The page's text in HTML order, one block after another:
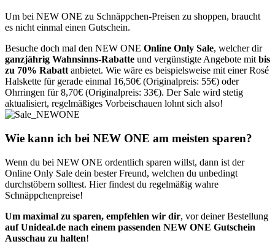
Um bei NEW ONE zu Schnäppchen-Preisen zu shoppen, braucht
es nicht einmal einen Gutschein.
Besuche doch mal den NEW ONE Online Only Sale, welcher dir
ganzjährig Wahnsinns-Rabatte und vergünstigte Angebote mitbis
zu 70% Rabattanbietet. Wie wäre es beispielsweise mit einer Rosé
Halskette für gerade einmal 16,50€ (Originalpreis: 55€) oder
Ohrringen für 8,70€ (Originalpreis: 33€). Der Sale wird stetig
aktualisiert, regelmäßiges Vorbeischauen lohnt sich also!
Wie kann ich bei NEW ONE am meisten sparen?
Wenn du bei NEW ONE ordentlich sparen willst, dann ist der
Online Only Sale dein bester Freund, welchen du unbedingt
durchstöbern solltest. Hier findest du regelmäßig wahre
Schnäppchenpreise!
Um maximal zu sparen, empfehlen wir dir, vor deiner Bestellung
auf Unideal.de nach einem passenden NEW ONE Gutschein
Ausschau zu halten!